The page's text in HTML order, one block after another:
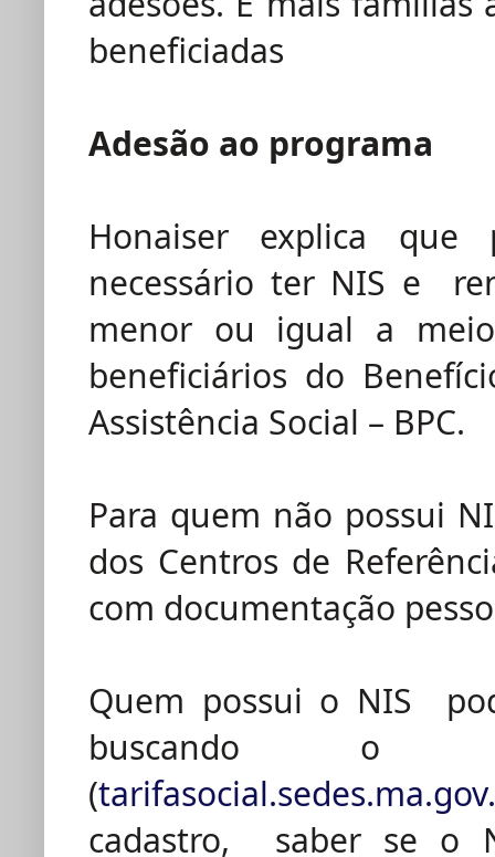
beneficiadas
Adesão ao programa
Honaiser explica
necessário ter NIS e
menor ou igual a
beneficiários do
Assistência Social – BPC.
Para quem não possui
dos Centros de
com documentação
Quem possui o NIS
buscando o
(
cadastro, saber se o